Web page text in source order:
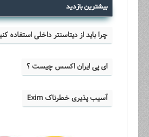
بیشترین بازدید
چرا باید از دیتاسنتر داخلی استفاده
ای پی ایران اکسس چیست ؟
آسیب پذیری خطرناک Exim